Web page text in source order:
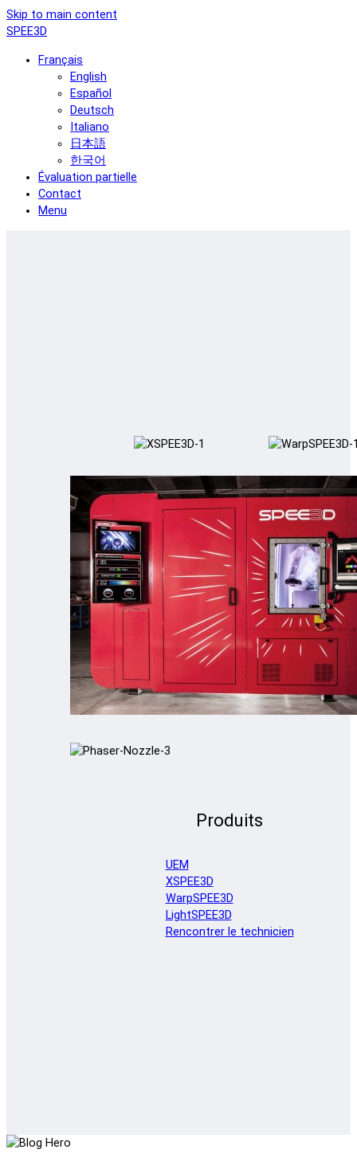
Skip to main content
SPEE3D
Français
English
Español
Deutsch
Italiano
日本語
한국어
Évaluation partielle
Contact
Menu
Produits
UEM
XSPEE3D
WarpSPEE3D
LightSPEE3D
Rencontrer le technicien